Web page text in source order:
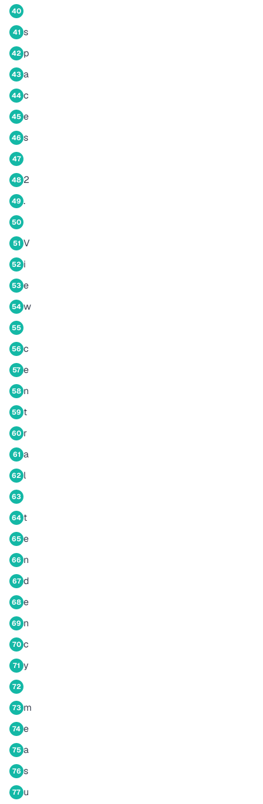
40
41 s
42 p
43 a
44 c
45 e
46 s
47
48 2
49 .
50
51 V
52 i
53 e
54 w
55
56 c
57 e
58 n
59 t
60 r
61 a
62 l
63
64 t
65 e
66 n
67 d
68 e
69 n
70 c
71 y
72
73 m
74 e
75 a
76 s
77 u